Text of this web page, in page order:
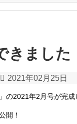
きました
2021年02月25日
の2021年2月号が完成
開！